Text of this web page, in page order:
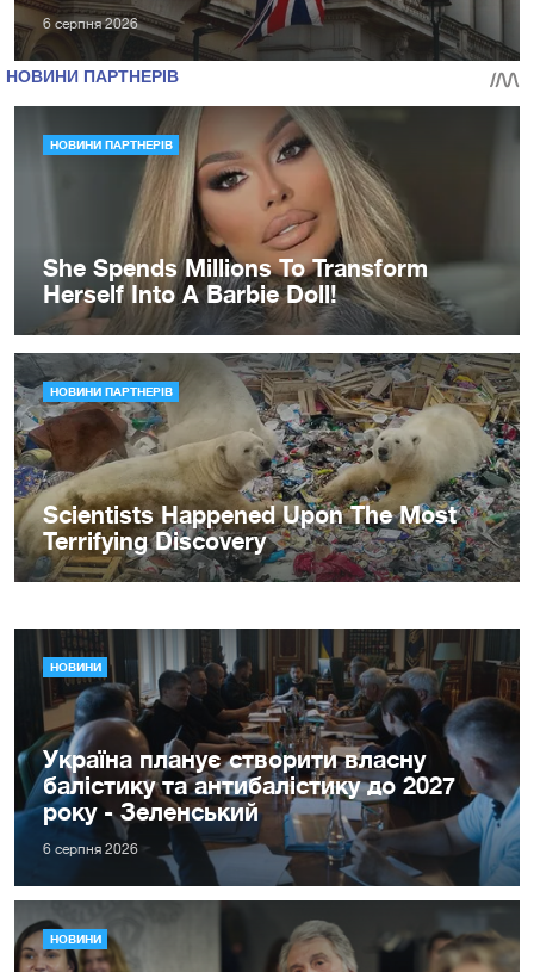
6 серпня 2026
НОВИНИ
Україна планує створити власну
балістику та антибалістику до 2027
року - Зеленський
6 серпня 2026
НОВИНИ